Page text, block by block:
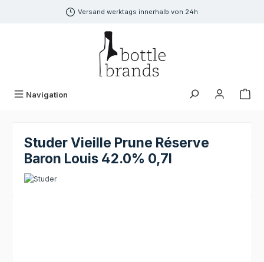
Versand werktags innerhalb von 24h
Navigation
Studer Vieille Prune Réserve
Baron Louis 42.0% 0,7l